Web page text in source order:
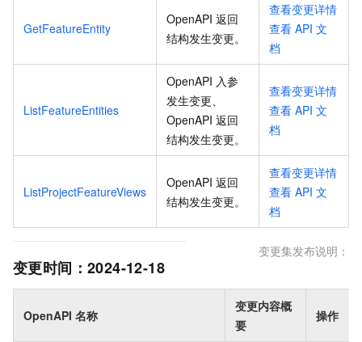
GetFeatureEntity
OpenAPI 返回
结构发生变更。
查看变更详情
查看 API 文
档
ListFeatureEntities
OpenAPI 入参
发生变更、
OpenAPI 返回
结构发生变更。
查看变更详情
查看 API 文
档
ListProjectFeatureViews
OpenAPI 返回
结构发生变更。
查看变更详情
查看 API 文
档
变更时间： 2024-12-18
变更集发布说明：
OpenAPI 名称
变更内容概
要
操作